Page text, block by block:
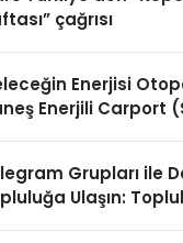
çağrısı
Enerjisi
Enerjili Carport
Grupları ile
Ulaşın: